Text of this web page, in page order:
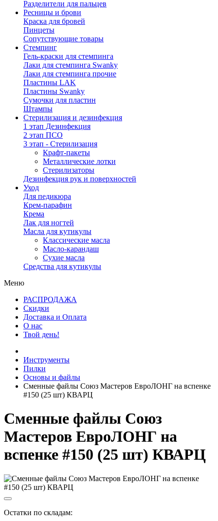
Разделители для пальцев
Ресницы и брови
Краска для бровей
Пинцеты
Сопутствующие товары
Стемпинг
Гель-краски для стемпинга
Лаки для стемпинга Swanky
Лаки для стемпинга прочие
Пластины LAK
Пластины Swanky
Сумочки для пластин
Штампы
Стерилизация и дезинфекция
1 этап Дезинфекция
2 этап ПСО
3 этап - Стерилизация
Крафт-пакеты
Металлические лотки
Стерилизаторы
Дезинфекция рук и поверхностей
Уход
Для педикюра
Крем-парафин
Крема
Лак для ногтей
Масла для кутикулы
Классические масла
Масло-карандаш
Сухие масла
Средства для кутикулы
Меню
РАСПРОДАЖА
Скидки
Доставка и Оплата
О нас
Твой день!
Инструменты
Пилки
Основы и файлы
Сменные файлы Союз Мастеров ЕвроЛОНГ на вспенке
#150 (25 шт) КВАРЦ
Сменные файлы Союз
Мастеров ЕвроЛОНГ на
вспенке #150 (25 шт) КВАРЦ
Остатки по складам: